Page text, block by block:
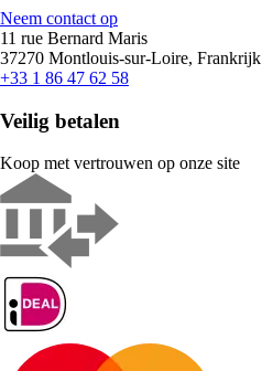
Neem contact op
11 rue Bernard Maris
37270 Montlouis-sur-Loire, Frankrijk
+33 1 86 47 62 58
Veilig betalen
Koop met vertrouwen op onze site